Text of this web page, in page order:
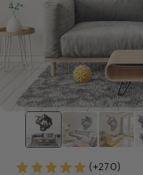
(+270)